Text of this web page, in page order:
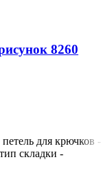
8260
для крючков -
складки -